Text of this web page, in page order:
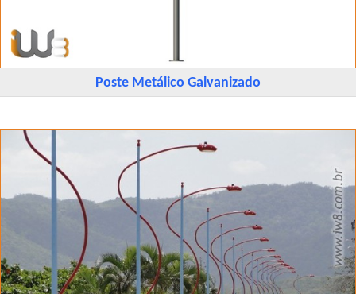
Poste Metálico Galvanizado